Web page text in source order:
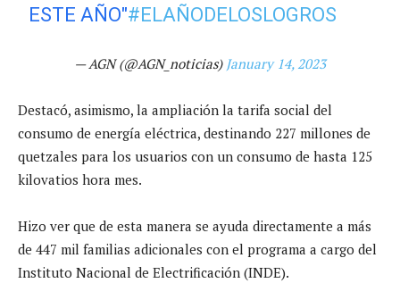
ESTE AÑO"#ELAÑODELOSLOGROS
— AGN (@AGN_noticias) January 14, 2023
Destacó, asimismo, la ampliación la tarifa social del
consumo de energía eléctrica, destinando 227 millones de
quetzales para los usuarios con un consumo de hasta 125
kilovatios hora mes.
Hizo ver que de esta manera se ayuda directamente a más
de 447 mil familias adicionales con el programa a cargo del
Instituto Nacional de Electrificación (INDE).